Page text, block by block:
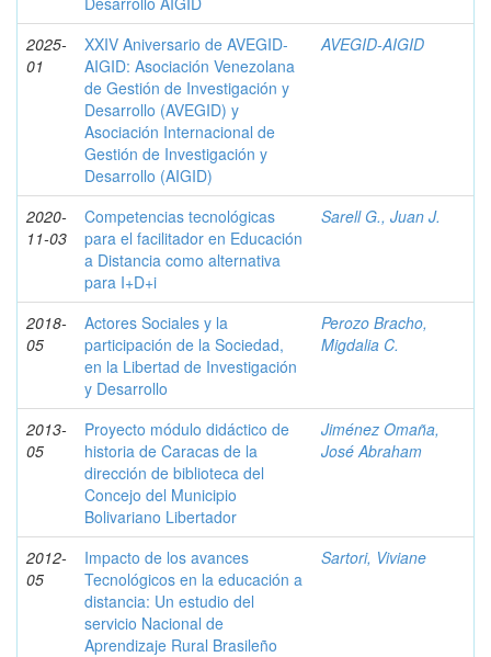
2025-
01
XXIV Aniversario de AVEGID-
AIGID: Asociación Venezolana
de Gestión de Investigación y
Desarrollo (AVEGID) y
Asociación Internacional de
Gestión de Investigación y
Desarrollo (AIGID)
AVEGID-AIGID
2020-
11-03
Competencias tecnológicas
para el facilitador en Educación
a Distancia como alternativa
para I+D+i
Sarell G., Juan J.
2018-
05
Actores Sociales y la
participación de la Sociedad,
en la Libertad de Investigación
y Desarrollo
Perozo Bracho,
Migdalia C.
2013-
05
Proyecto módulo didáctico de
historia de Caracas de la
dirección de biblioteca del
Concejo del Municipio
Bolivariano Libertador
Jiménez Omaña,
José Abraham
2012-
05
Impacto de los avances
Tecnológicos en la educación a
distancia: Un estudio del
servicio Nacional de
Aprendizaje Rural Brasileño
Sartori, Viviane